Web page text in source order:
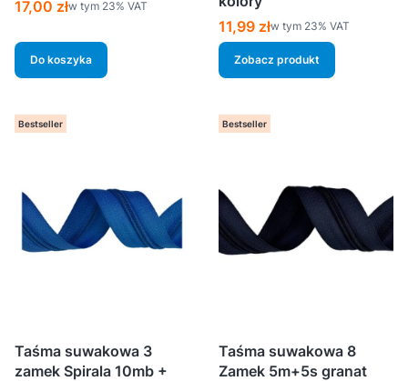
Cena brutto
17,00 złw tym %s VAT
w tym 23% VAT
Do koszyka
Cena brutto
11,99 złw tym %s VAT
w tym 23% VAT
Zobacz produkt
Bestseller
Taśma suwakowa 3
zamek Spirala 10mb +
Bestseller
Taśma suwakowa 8
Zamek 5m+5s granat